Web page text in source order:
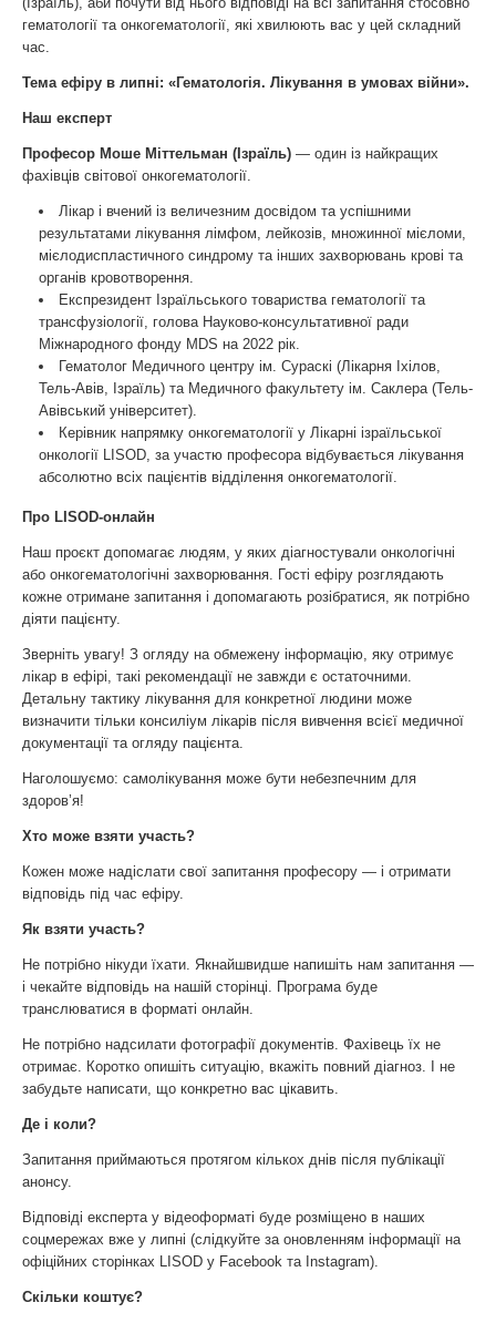
гематології та онкогематології, які хвилюють вас у цей складний
час.
Тема ефіру в липні: «Гематологія. Лікування в умовах війни».
Наш експерт
Професор Моше Міттельман (Ізраїль) — один із найкращих
фахівців світової онкогематології.
Лікар і вчений із величезним досвідом та успішними
результатами лікування лімфом, лейкозів, множинної мієломи,
мієлодиспластичного синдрому та інших захворювань крові та
органів кровотворення.
Експрезидент Ізраїльського товариства гематології та
трансфузіології, голова Науково-консультативної ради
Міжнародного фонду MDS на 2022 рік.
Гематолог Медичного центру ім. Сураскі (Лікарня Іхілов,
Тель-Авів, Ізраїль) та Медичного факультету ім. Саклера (Тель-
Авівський університет).
Керівник напрямку онкогематології у Лікарні ізраїльської
онкології LISOD, за участю професора відбувається лікування
абсолютно всіх пацієнтів відділення онкогематології.
Про LISOD-онлайн
Наш проєкт допомагає людям, у яких діагностували онкологічні
або онкогематологічні захворювання. Гості ефіру розглядають
кожне отримане запитання і допомагають розібратися, як потрібно
діяти пацієнту.
Зверніть увагу! З огляду на обмежену інформацію, яку отримує
лікар в ефірі, такі рекомендації не завжди є остаточними.
Детальну тактику лікування для конкретної людини може
визначити тільки консиліум лікарів після вивчення всієї медичної
документації та огляду пацієнта.
Наголошуємо: самолікування може бути небезпечним для
здоров’я!
Хто може взяти участь?
Кожен може надіслати свої запитання професору — і отримати
відповідь під час ефіру.
Як взяти участь?
Не потрібно нікуди їхати. Якнайшвидше напишіть нам запитання —
і чекайте відповідь на нашій сторінці. Програма буде
транслюватися в форматі онлайн.
Не потрібно надсилати фотографії документів. Фахівець їх не
отримає. Коротко опишіть ситуацію, вкажіть повний діагноз. І не
забудьте написати, що конкретно вас цікавить.
Де і коли?
Запитання приймаються протягом кількох днів після публікації
анонсу.
Відповіді експерта у відеоформаті буде розміщено в наших
соцмережах вже у липні (слідкуйте за оновленням інформації на
офіційних сторінках LISOD у Facebook та Instagram).
Скільки коштує?